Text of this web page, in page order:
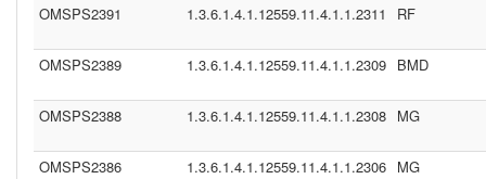
OMSPS2391 1.3.6.1.4.1.12559.11.4.1.1.2311 RF
OMSPS2389 1.3.6.1.4.1.12559.11.4.1.1.2309 BMD
OMSPS2388 1.3.6.1.4.1.12559.11.4.1.1.2308 MG
OMSPS2386 1.3.6.1.4.1.12559.11.4.1.1.2306 MG